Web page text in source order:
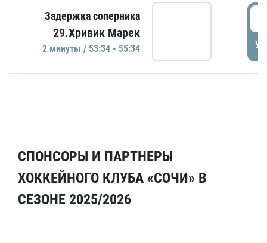
Задержка соперника
29.Хривик Марек
2 минуты / 53:34 - 55:34
СПОНСОРЫ И ПАРТНЕРЫ
ХОККЕЙНОГО КЛУБА «СОЧИ» В
СЕЗОНЕ 2025/2026